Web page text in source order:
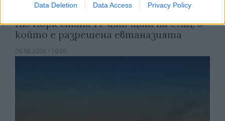
Data Deletion Data Access Privacy Policy
Ню Йорк стана 14-ият щат на САЩ, в
който е разрешена евтаназията
06.08.2026 / 16:00